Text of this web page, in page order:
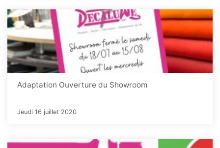
Adaptation Ouverture du Showroom
Jeudi 16 juillet 2020